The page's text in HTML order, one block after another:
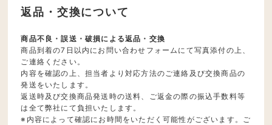
返品・交換について
商品不良・誤送・破損による返品・交換
商品到着の7日以内にお問い合わせフォームにて写真添付の上、
ご連絡ください。
内容を確認の上、担当者より対応方法のご連絡及び交換商品の
発送をいたします。
返送時及び交換商品発送時の送料、ご返金の際の振込手数料等
は全て弊社にて負担いたします。
※内容によって確認にお時間をいただく可能性がございます。ご